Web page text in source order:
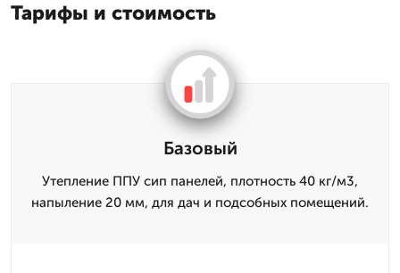
Тарифы и стоимость
Базовый
Утепление ППУ сип панелей, плотность 40 кг/м3,
напыление 20 мм, для дач и подсобных помещений.